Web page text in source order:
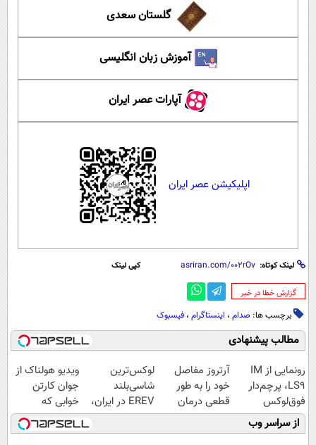
گلستان سعدی
آموزش زبان انگلیسی
آپارات عصر ایران
اپلیکیشن عصر ایران
لینک کوتاه: کپی لینک
‌گزارش خطا در خبر
برچسب ها: صدام ، اینستاگرام ، فیسبوک
مطالب پیشنهادی
رونمایی از IM
LS9، پرچم‌دار
فوق‌لوکس
EREV وارد بازار
ایران شد
آرتروز مفاصل
خود را به طور
قطعی درمان
کنید!
◗پرسش‌نامه◖
لوکس‌ترین
شاسی‌بلند
EREV در ایران،
توسط نیکا موتور
رونمایی شد!
ویدیو هولناک از
جوان کارتن
خوابی که
میلیاردر شد.
آموزش رایگان
از سراسر وب